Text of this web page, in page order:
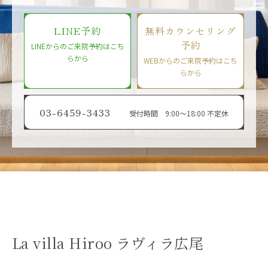
LINE予約
LINEからのご来院予約はこち
らから
無料カウンセリング
予約
WEBからのご来院予約はこち
らから
03-6459-3433 受付時間 9:00〜18:00 不定休
La villa Hiroo ラヴィラ広尾